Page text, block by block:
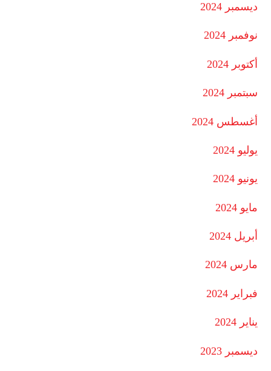
ديسمبر 2024
نوفمبر 2024
أكتوبر 2024
سبتمبر 2024
أغسطس 2024
يوليو 2024
يونيو 2024
مايو 2024
أبريل 2024
مارس 2024
فبراير 2024
يناير 2024
ديسمبر 2023